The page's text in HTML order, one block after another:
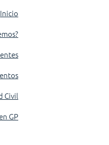
Inicio
Civil
GP